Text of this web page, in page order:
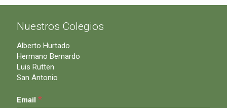
Nuestros Colegios
Alberto Hurtado
Hermano Bernardo
Luis Rutten
San Antonio
Email *